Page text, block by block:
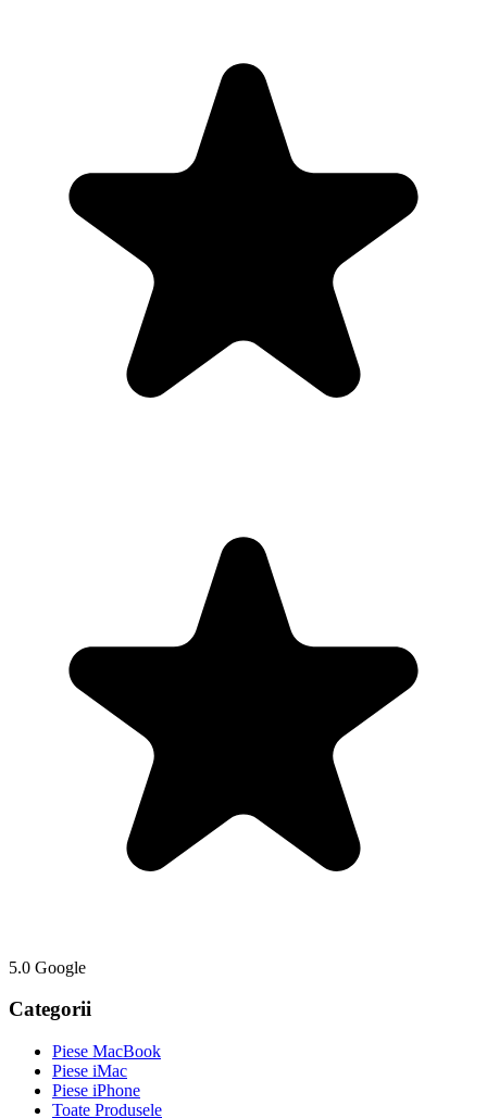
5.0 Google
Categorii
Piese MacBook
Piese iMac
Piese iPhone
Toate Produsele